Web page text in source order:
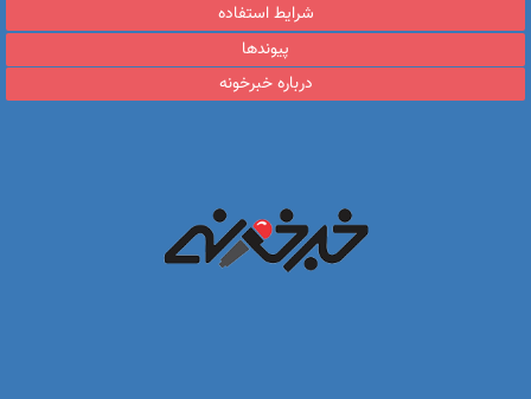
شرایط استفاده
پیوندها
درباره خبرخونه